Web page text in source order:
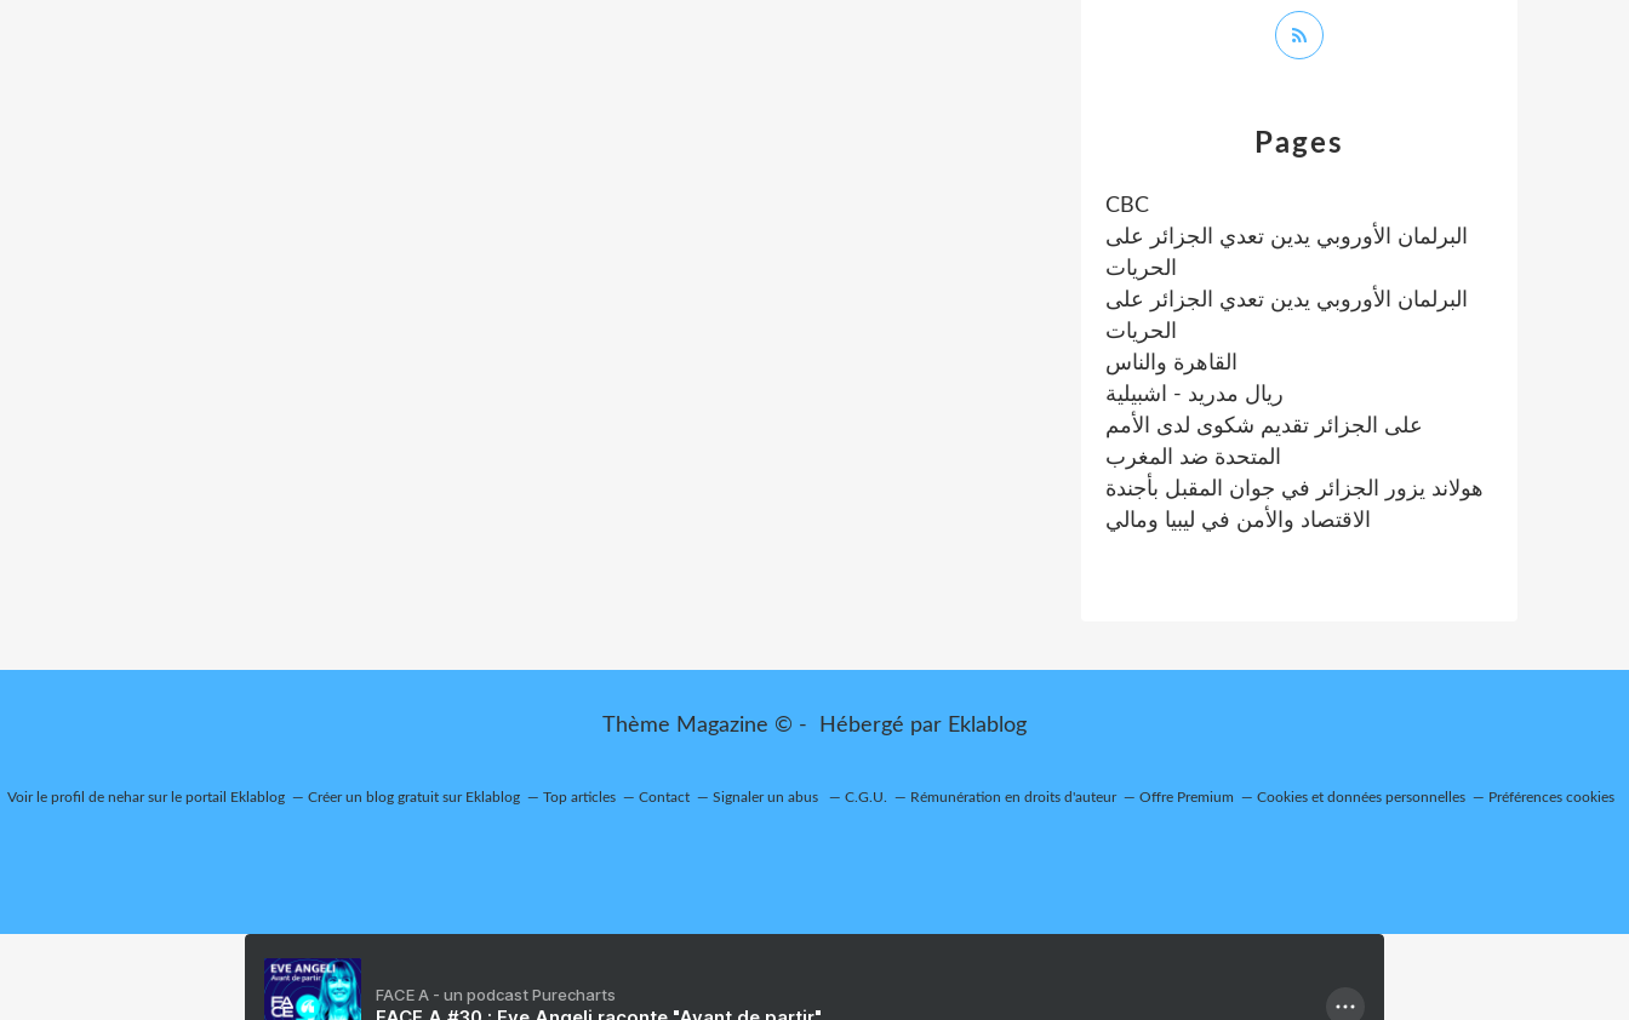
Pages
CBC
البرلمان الأوروبي يدين تعدي الجزائر على
الحريات
البرلمان الأوروبي يدين تعدي الجزائر على
الحريات
القاهرة والناس
ريال مدريد - اشبيلية
على الجزائر تقديم شكوى لدى الأمم
المتحدة ضد المغرب
هولاند يزور الجزائر في جوان المقبل بأجندة
الاقتصاد والأمن في ليبيا ومالي
Thème Magazine © - Hébergé par Eklablog
Voir le profil de neharsur le portail Eklablog Créer un blog gratuit sur Eklablog Top articles Contact Signaler un abus C.G.U. Rémunération en droits d'auteur Offre Premium Cookies et données personnelles Préférences cookies
FACE A - un podcast Purecharts